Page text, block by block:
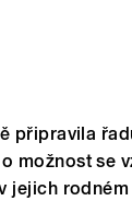
připravila
možnost se
jejich